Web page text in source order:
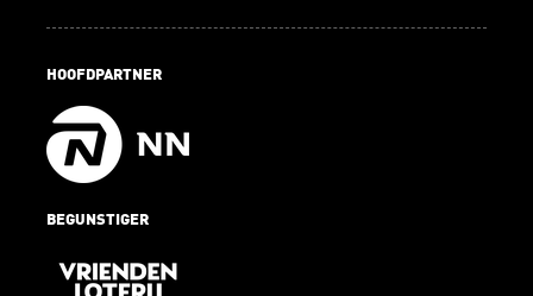
HOOFDPARTNER
BEGUNSTIGER